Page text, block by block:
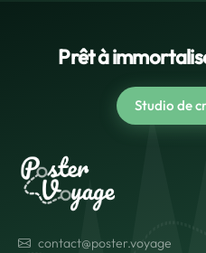
Prêt à
Studio de
contact@poster.voyage